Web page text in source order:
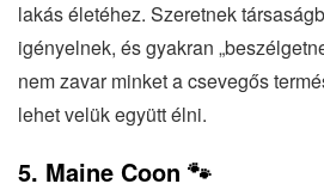
lakás életéhez. Szeretnek
igényelnek, és gyakran
nem zavar minket a csevegős
lehet velük együtt élni.
5. Maine Coon 🐾